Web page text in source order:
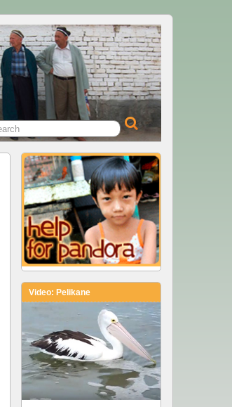
Video: Pelikane